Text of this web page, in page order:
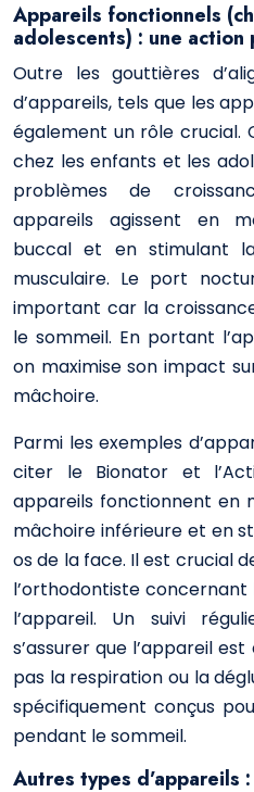
Appareils fonctionnels
adolescents) : une
Outre les gouttières
d’appareils, tels que les
également un rôle crucial.
chez les enfants et les
problèmes de
appareils agissent en
buccal et en stimulant
musculaire. Le port
important car la
le sommeil. En portant
on maximise son impact
mâchoire.
Parmi les exemples
citer le Bionator et
appareils fonctionnent en
mâchoire inférieure et en
os de la face. Il est crucial
l’orthodontiste
l’appareil. Un suivi
s’assurer que l’appareil
pas la respiration ou la
spécifiquement conçus
pendant le sommeil.
Autres types d’appareils